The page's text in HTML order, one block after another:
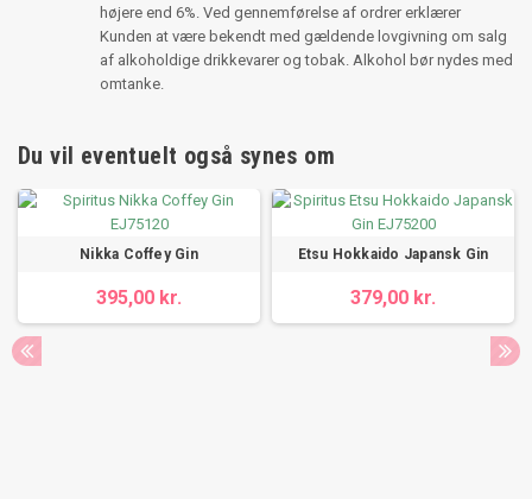
højere end 6%. Ved gennemførelse af ordrer erklærer
Kunden at være bekendt med gældende lovgivning om salg
af alkoholdige drikkevarer og tobak. Alkohol bør nydes med
omtanke.
Du vil eventuelt også synes om
Nikka Coffey Gin
395,00 kr.
Etsu Hokkaido Japansk Gin
379,00 kr.